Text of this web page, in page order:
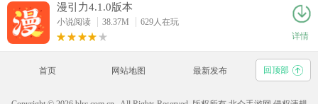
漫引力4.1.0版本
小说阅读 38.37M
629人在玩
详情
首页 网站地图 最新发布 回顶部